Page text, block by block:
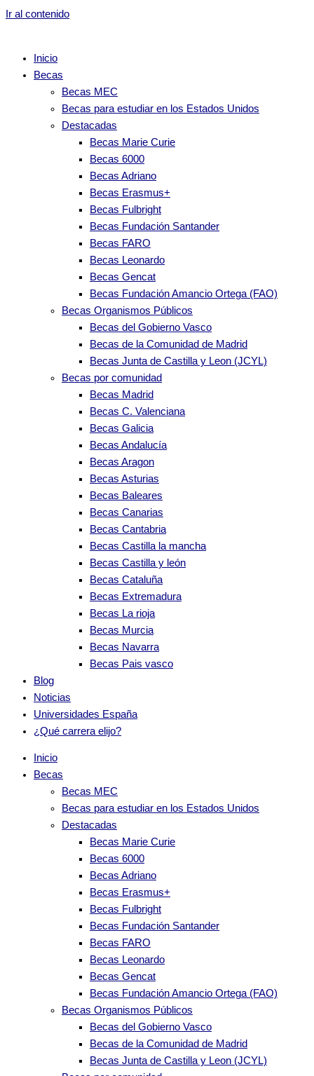
Ir al contenido
Inicio
Becas
Becas MEC
Becas para estudiar en los Estados Unidos
Destacadas
Becas Marie Curie
Becas 6000
Becas Adriano
Becas Erasmus+
Becas Fulbright
Becas Fundación Santander
Becas FARO
Becas Leonardo
Becas Gencat
Becas Fundación Amancio Ortega (FAO)
Becas Organismos Públicos
Becas del Gobierno Vasco
Becas de la Comunidad de Madrid
Becas Junta de Castilla y Leon (JCYL)
Becas por comunidad
Becas Madrid
Becas C. Valenciana
Becas Galicia
Becas Andalucía
Becas Aragon
Becas Asturias
Becas Baleares
Becas Canarias
Becas Cantabria
Becas Castilla la mancha
Becas Castilla y león
Becas Cataluña
Becas Extremadura
Becas La rioja
Becas Murcia
Becas Navarra
Becas Pais vasco
Blog
Noticias
Universidades España
¿Qué carrera elijo?
Inicio
Becas
Becas MEC
Becas para estudiar en los Estados Unidos
Destacadas
Becas Marie Curie
Becas 6000
Becas Adriano
Becas Erasmus+
Becas Fulbright
Becas Fundación Santander
Becas FARO
Becas Leonardo
Becas Gencat
Becas Fundación Amancio Ortega (FAO)
Becas Organismos Públicos
Becas del Gobierno Vasco
Becas de la Comunidad de Madrid
Becas Junta de Castilla y Leon (JCYL)